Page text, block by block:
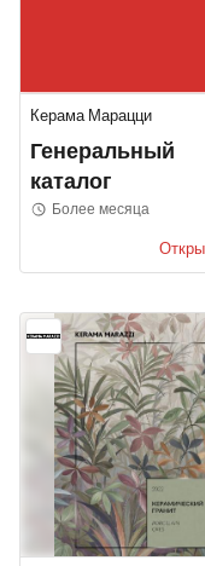
Керама Марацци
Генеральный
каталог
Более месяца